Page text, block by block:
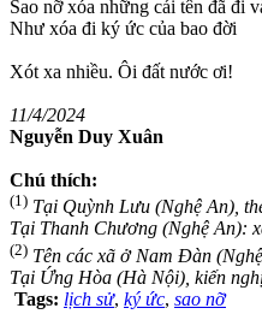
Sao nỡ xóa những cái tên đã đi
Như xóa đi ký ức của bao đời
Xót xa nhiều. Ôi đất nước ơi!
11/4/2024
Nguyễn Duy Xuân
Chú thích:
(1) Tại Quỳnh Lưu (Nghệ An),
Tại Thanh Chương (Nghệ An):
(2) Tên các xã ở Nam Đàn
Tại Ứng Hòa (Hà Nội), kiến
Tags: lịch sử, ký ức, sao nỡ